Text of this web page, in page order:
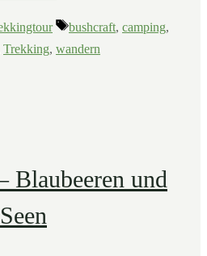
Schlagwörter
bushcraft, camping,
Trekking, wandern
Blaubeeren und